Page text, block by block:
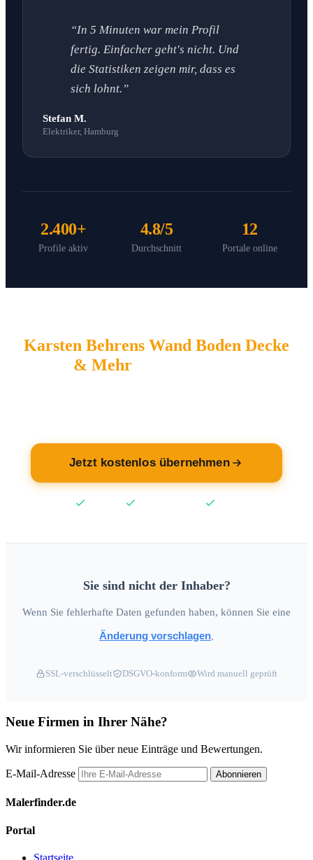
“In 5 Minuten war mein Profil
fertig. Einfacher geht's nicht. Und
die Statistiken zeigen mir, dass es
sich lohnt.”
Stefan M.
Elektriker, Hamburg
2.400+
Profile aktiv
4.8/5
Durchschnitt
12
Portale online
Karsten Behrens Wand Boden Decke
& Mehrwartet auf Sie.
Jetzt kostenlos übernehmen
Sie sind nicht der Inhaber?
Wenn Sie fehlerhafte Daten gefunden haben, können Sie eine
Änderung vorschlagen
SSL-verschlüsselt DSGVO-konform Wird manuell geprüft
Neue Firmen in Ihrer Nähe?
Wir informieren Sie über neue Einträge und Bewertungen.
E-Mail-Adresse Abonnieren
Malerfinder.de
Portal
Startseite